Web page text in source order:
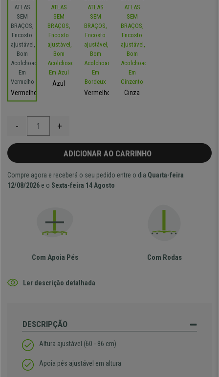
Vermelho
Azul
Vermelho
Cinza
- +
ADICIONAR AO CARRINHO
Compre agora e receberá o seu pedido entre o dia Quarta-feira
12/08/2026 e o Sexta-feira 14 Agosto
Com Apoia Pés Com Rodas
Ler descrição detalhada
DESCRIPÇÃO
Altura ajustável (60 - 86 cm)
Apoia pés ajustável em altura